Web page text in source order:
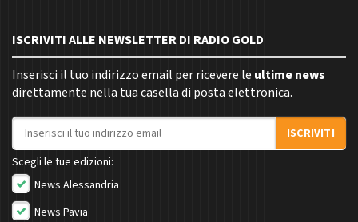
ISCRIVITI ALLE NEWSLETTER DI RADIO GOLD
Inserisci il tuo indirizzo email per ricevere le ultime news
direttamente nella tua casella di posta elettronica.
Indirizzo email
ISCRIVITI
Scegli le tue edizioni:
News Alessandria
News Pavia